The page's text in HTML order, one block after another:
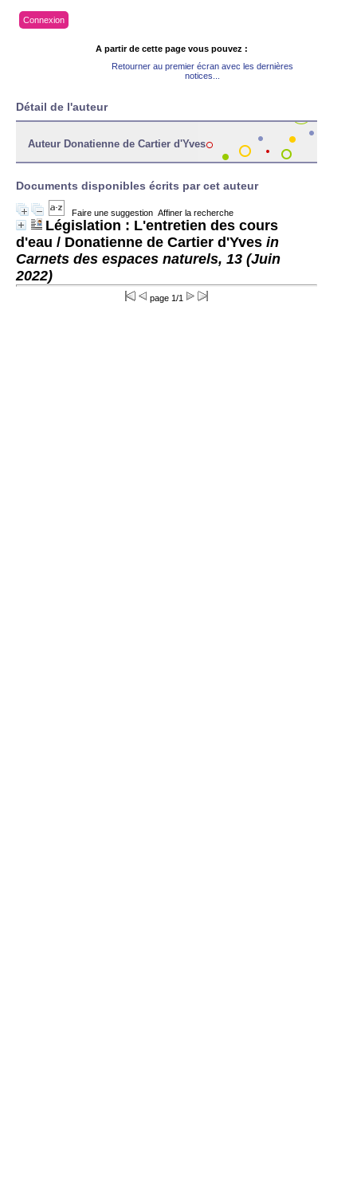
Connexion
A partir de cette page vous pouvez :
Retourner au premier écran avec les dernières
notices...
Détail de l'auteur
Auteur Donatienne de Cartier d'Yves
Documents disponibles écrits par cet auteur
Faire une suggestion Affiner la recherche
Législation : L'entretien des cours
d'eau / Donatienne de Cartier d'Yves in
Carnets des espaces naturels, 13 (Juin
2022)
page 1/1